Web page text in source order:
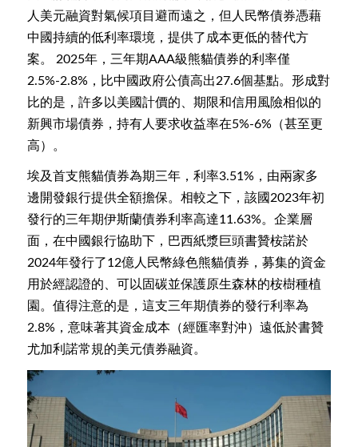
人美元融資對氣候項目避而遠之，但人民幣債券憑藉
中國持續的低利率環境，提供了成本更低的替代方
案。 2025年，三年期AAA級熊貓債券的利率僅
2.5%-2.8%，比中國政府公債高出27.6個基點。形成對
比的是，許多以美國計價的、期限和信用風險相似的
新興市場債券，持有人要求收益率在5%-6%（甚至更
高）。
埃及首支熊貓債券為期三年，利率3.51%，由兩家多
邊開發銀行提供全額擔保。相較之下，該國2023年初
發行的三年期伊斯蘭債券利率高達11.63%。企業層
面，在中國銀行協助下，巴西紙漿巨頭書贊桉諾於
2024年發行了12億人民幣綠色熊貓債券，募集的資金
用於經認證的、可以固碳並保護原生森林的桉樹種植
園。值得注意的是，這支三年期債券的發行利率為
2.8%，意味著其資金成本（經匯率對沖）遠低於書贊
尤加利諾常規的美元債券融資。